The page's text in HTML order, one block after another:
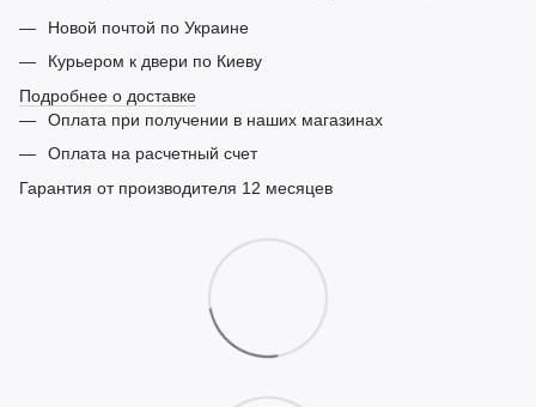
Новой почтой по Украине
Курьером к двери по Киеву
Подробнее о доставке
Оплата при получении в наших магазинах
Оплата на расчетный счет
Гарантия от производителя 12 месяцев